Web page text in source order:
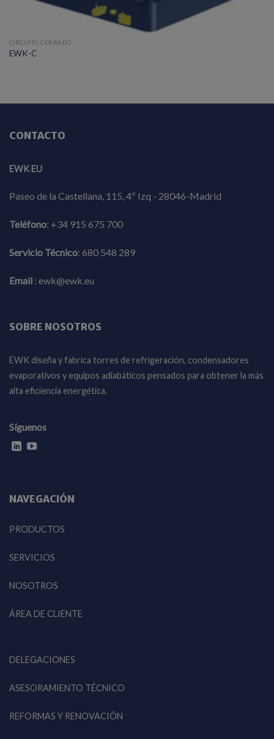
CIRCUITO CERRADO
EWK-C
NAVEGACIÓN
PRODUCTOS
SERVICIOS
NOSOTROS
ÁREA DE CLIENTE
DELEGACIONES
ASESORAMIENTO TÉCNICO
REFORMAS Y RENOVACIÓN
CONTACTO
EWK EU
Paseo de la Castellana, 115, 4º Izq - 28046-Madrid
Teléfono: +34 915 675 700
Servicio Técnico: 680 548 289
Email : ewk@ewk.eu
SOBRE NOSOTROS
EWK diseña y fabrica torres de refrigeración, condensadores
evaporativos y equipos adiabáticos pensados para obtener la más
alta eficiencia energética.
Síguenos